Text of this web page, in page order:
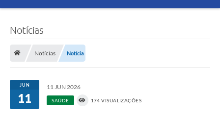
A História
Notícias
Notícias
Notícias Notícia
JUN
11
11 JUN 2026
SAÚDE 174 VISUALIZAÇÕES